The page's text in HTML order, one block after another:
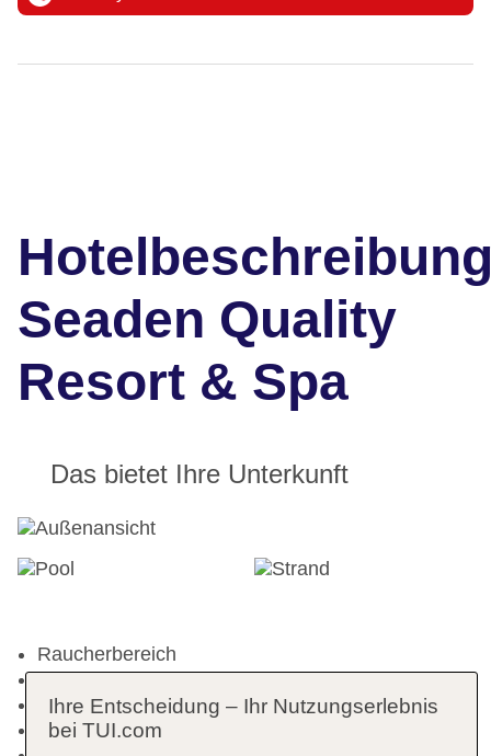
Seaden Quality
Resort & Spa
Das bietet Ihre Unterkunft
Raucherbereich
Check-in Zeit ab 14:00 Uhr
Check-out Zeit bis 12:00 Uhr
Early Check-in
Ihre Entscheidung – Ihr Nutzungserlebnis
bei TUI.com